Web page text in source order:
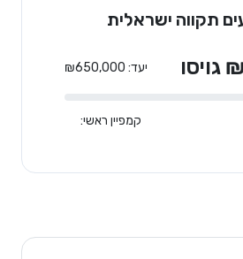
תקווה ישראלית
יעד: ₪650,000
קמפיין ראשי: